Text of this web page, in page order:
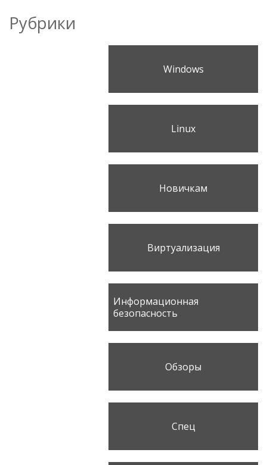
Рубрики
Windows
Linux
Новичкам
Виртуализация
Информационная
безопасность
Обзоры
Спец